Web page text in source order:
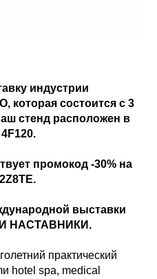
индустрии
которая состоится с 3
стенд расположен в
промокод -30% на
выставки
НАСТАВНИКИ.
практический
hotel spa, medical